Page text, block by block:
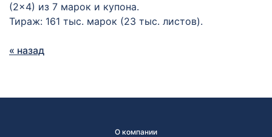
(2×4) из 7 марок и купона.
Тираж: 161 тыс. марок (23 тыс. листов).
« назад
О компании